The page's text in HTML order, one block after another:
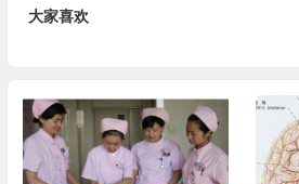
大家喜欢